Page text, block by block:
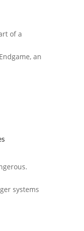
of a
an
systems